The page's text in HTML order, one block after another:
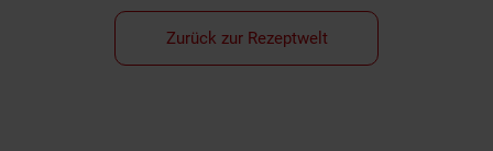
Zurück zur Rezeptwelt